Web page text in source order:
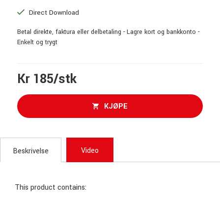
Direct Download
Betal direkte, faktura eller delbetaling - Lagre kort og bankkonto -
Enkelt og trygt
Kr 185/stk
KJØPE
Beskrivelse Video
This product contains: